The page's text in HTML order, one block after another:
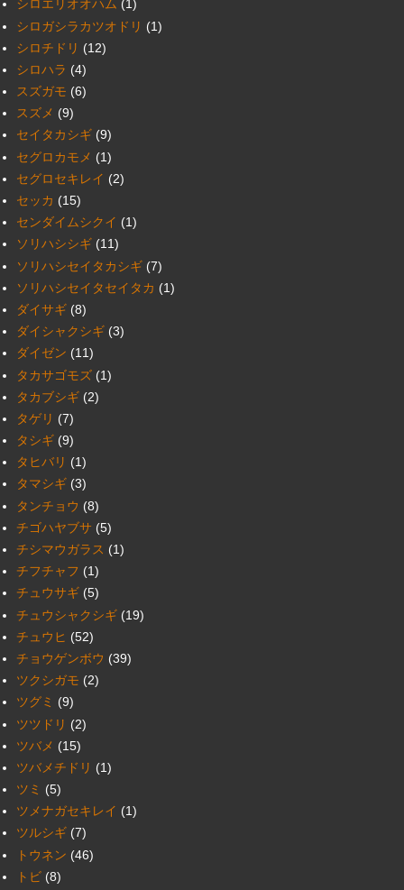
シロエリオオハム (1)
シロガシラカツオドリ (1)
シロチドリ (12)
シロハラ (4)
スズガモ (6)
スズメ (9)
セイタカシギ (9)
セグロカモメ (1)
セグロセキレイ (2)
セッカ (15)
センダイムシクイ (1)
ソリハシシギ (11)
ソリハシセイタカシギ (7)
ソリハシセイタセイタカ (1)
ダイサギ (8)
ダイシャクシギ (3)
ダイゼン (11)
タカサゴモズ (1)
タカブシギ (2)
タゲリ (7)
タシギ (9)
タヒバリ (1)
タマシギ (3)
タンチョウ (8)
チゴハヤブサ (5)
チシマウガラス (1)
チフチャフ (1)
チュウサギ (5)
チュウシャクシギ (19)
チュウヒ (52)
チョウゲンボウ (39)
ツクシガモ (2)
ツグミ (9)
ツツドリ (2)
ツバメ (15)
ツバメチドリ (1)
ツミ (5)
ツメナガセキレイ (1)
ツルシギ (7)
トウネン (46)
トビ (8)